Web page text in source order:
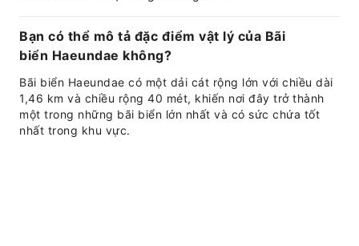
Bạn có thể mô tả đặc điểm vật lý của Bãi
biển Haeundae không?
Bãi biển Haeundae có một dải cát rộng lớn với chiều dài
1,46 km và chiều rộng 40 mét, khiến nơi đây trở thành
một trong những bãi biển lớn nhất và có sức chứa tốt
nhất trong khu vực.